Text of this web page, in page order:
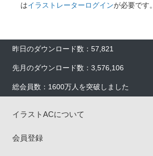
はイラストレーターログインが必要です。
昨日のダウンロード数：57,821
先月のダウンロード数：3,576,106
総会員数：1600万人を突破しました
イラストACについて
会員登録